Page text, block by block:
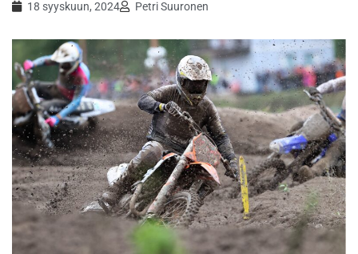
18 syyskuun, 2024 Petri Suuronen